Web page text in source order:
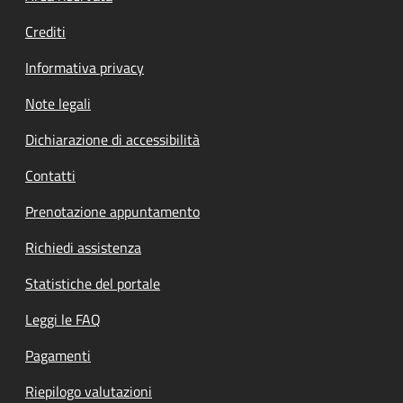
Crediti
Informativa privacy
Note legali
Dichiarazione di accessibilità
Contatti
Prenotazione appuntamento
Richiedi assistenza
Statistiche del portale
Leggi le FAQ
Pagamenti
Riepilogo valutazioni